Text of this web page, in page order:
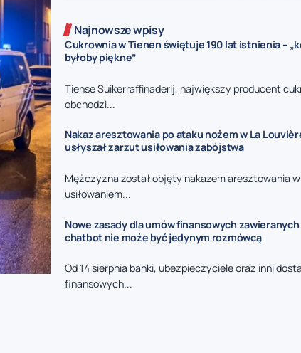
Najnowsze wpisy
Cukrownia w Tienen świętuje 190 lat istnienia –
byłoby piękne”
Tiense Suikerraffinaderij, największy producent
obchodzi...
Nakaz aresztowania po ataku nożem w La
usłyszał zarzut usiłowania zabójstwa
Mężczyzna został objęty nakazem aresztowania
usiłowaniem...
Nowe zasady dla umów finansowych
chatbot nie może być jedynym rozmówcą
Od 14 sierpnia banki, ubezpieczyciele oraz inni
finansowych...